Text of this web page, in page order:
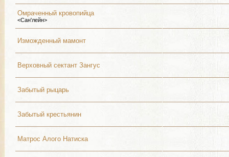
Омраченный кровопийца
<Сан'лейн>
Изможденный мамонт
Верховный сектант Зангус
Забытый рыцарь
Забытый крестьянин
Матрос Алого Натиска